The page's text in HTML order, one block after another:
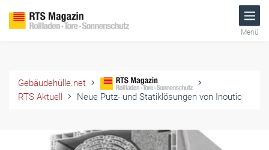
Menü
Gebäudehülle.net
RTS Aktuell
Neue Putz- und Statiklösungen von Inoutic